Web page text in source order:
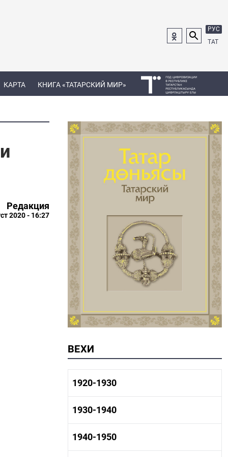
РУС
ТАТ
КАРТА КНИГА «ТАТАРСКИЙ МИР»
Редакция
2020 - 16:27
ВЕХИ
1920-1930
1920-1930 история
1920-1930 культура
1930-1940
1930-1940 история
1930-1940 культура
1940-1950